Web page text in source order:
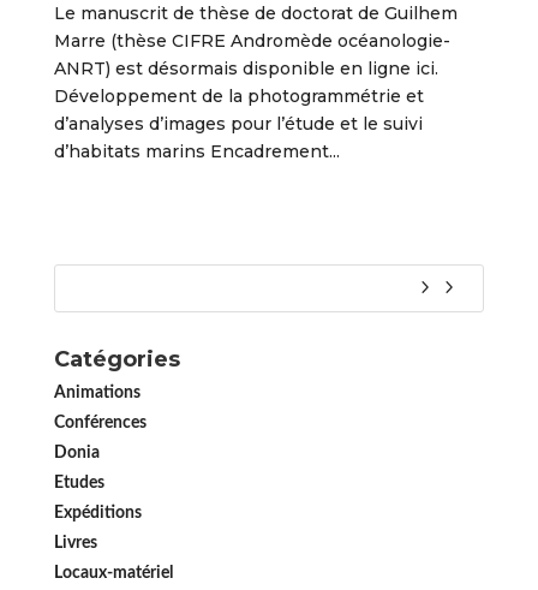
Le manuscrit de thèse de doctorat de Guilhem
Marre (thèse CIFRE Andromède océanologie-
ANRT) est désormais disponible en ligne ici.
Développement de la photogrammétrie et
d’analyses d’images pour l’étude et le suivi
d’habitats marins Encadrement...
Catégories
Animations
Conférences
Donia
Etudes
Expéditions
Livres
Locaux-matériel